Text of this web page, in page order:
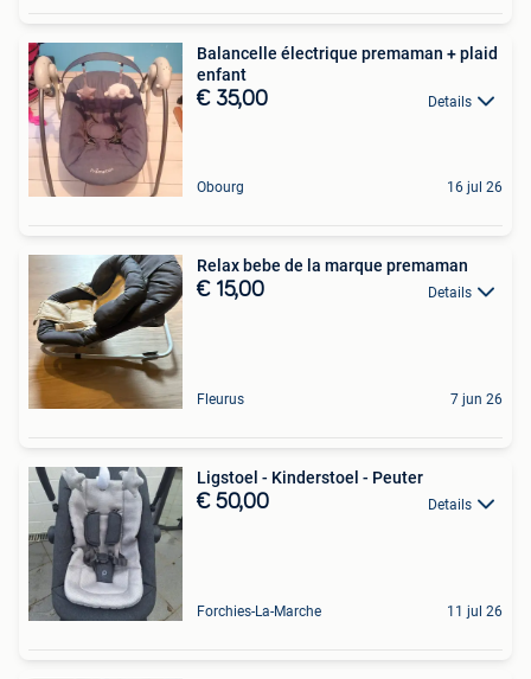
Balancelle électrique premaman + plaid
enfant
€ 35,00 Details
Obourg 16 jul 26
Relax bebe de la marque premaman
€ 15,00 Details
Fleurus 7 jun 26
Ligstoel - Kinderstoel - Peuter
€ 50,00 Details
Forchies-La-Marche 11 jul 26